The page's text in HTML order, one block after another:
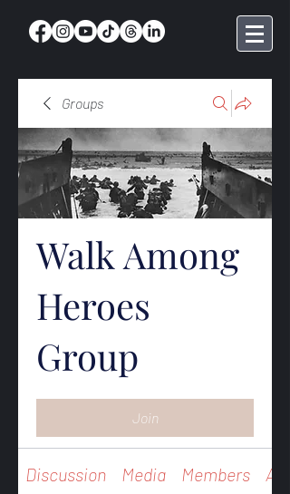
Groups
Walk Among
Heroes
Group
Join
Discussion Media Members